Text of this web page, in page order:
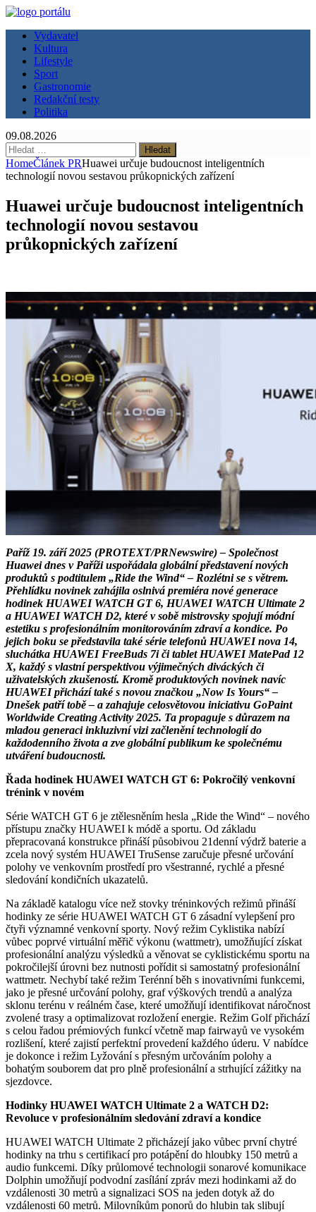
Vydavatel
Kultura
Lifestyle
Sport
Gastronomie
Redakční testy
Politika
09.08.2026
Vyhledávání
HomeČlánek PRHuawei určuje budoucnost inteligentních
technologií novou sestavou průkopnických zařízení
Huawei určuje budoucnost inteligentních
technologií novou sestavou
průkopnických zařízení
Paříž 19. září 2025 (PROTEXT/PRNewswire) – Společnost
Huawei dnes v Paříži uspořádala globální představení nových
produktů s podtitulem „Ride the Wind“ – Rozlétni se s větrem.
Přehlídku novinek zahájila oslnivá premiéra nové generace
hodinek HUAWEI WATCH GT 6, HUAWEI WATCH Ultimate 2
a HUAWEI WATCH D2, které v sobě mistrovsky spojují módní
estetiku s profesionálním monitorováním zdraví a kondice. Po
jejich boku se představila také série telefonů HUAWEI nova 14,
sluchátka HUAWEI FreeBuds 7i či tablet HUAWEI MatePad 12
X, každý s vlastní perspektivou výjimečných diváckých či
uživatelských zkušeností. Kromě produktových novinek navíc
HUAWEI přichází také s novou značkou „Now Is Yours“ –
Dnešek patří tobě – a zahajuje celosvětovou iniciativu GoPaint
Worldwide Creating Activity 2025. Ta propaguje s důrazem na
mladou generaci inkluzivní vizi začlenění technologií do
každodenního života a zve globální publikum ke společnému
utváření budoucnosti.
Řada hodinek HUAWEI WATCH GT 6: Pokročilý venkovní
trénink v novém
Série WATCH GT 6 je ztělesněním hesla „Ride the Wind“ – nového
přístupu značky HUAWEI k módě a sportu. Od základu
přepracovaná konstrukce přináší působivou 21denní výdrž baterie a
zcela nový systém HUAWEI TruSense zaručuje přesné určování
polohy ve venkovním prostředí pro všestranné, rychlé a přesné
sledování kondičních ukazatelů.
Na základě katalogu více než stovky tréninkových režimů přináší
hodinky ze série HUAWEI WATCH GT 6 zásadní vylepšení pro
čtyři významné venkovní sporty. Nový režim Cyklistika nabízí
vůbec poprvé virtuální měřič výkonu (wattmetr), umožňující získat
profesionální analýzu výsledků a věnovat se cyklistickému sportu na
pokročilejší úrovni bez nutnosti pořídit si samostatný profesionální
wattmetr. Nechybí také režim Terénní běh s inovativními funkcemi,
jako je přesné určování polohy, graf výškových trendů a analýza
sklonu terénu v reálném čase, které umožňují identifikovat náročnost
zvolené trasy a optimalizovat rozložení energie. Režim Golf přichází
s celou řadou prémiových funkcí včetně map fairwayů ve vysokém
rozlišení, které zajistí perfektní provedení každého úderu. V nabídce
je dokonce i režim Lyžování s přesným určováním polohy a
bohatým souborem dat pro plně profesionální a strhující zážitky na
sjezdovce.
Hodinky HUAWEI WATCH Ultimate 2 a WATCH D2:
Revoluce v profesionálním sledování zdraví a kondice
HUAWEI WATCH Ultimate 2 přicházejí jako vůbec první chytré
hodinky na trhu s certifikací pro potápění do hloubky 150 metrů a
audio funkcemi. Díky průlomové technologii sonarové komunikace
Dolphin umožňují podvodní zasílání zpráv mezi hodinkami až do
vzdálenosti 30 metrů a signalizaci SOS na jeden dotyk až do
vzdálenosti 60 metrů. Milovníkům ponorů do hlubin tak slibují